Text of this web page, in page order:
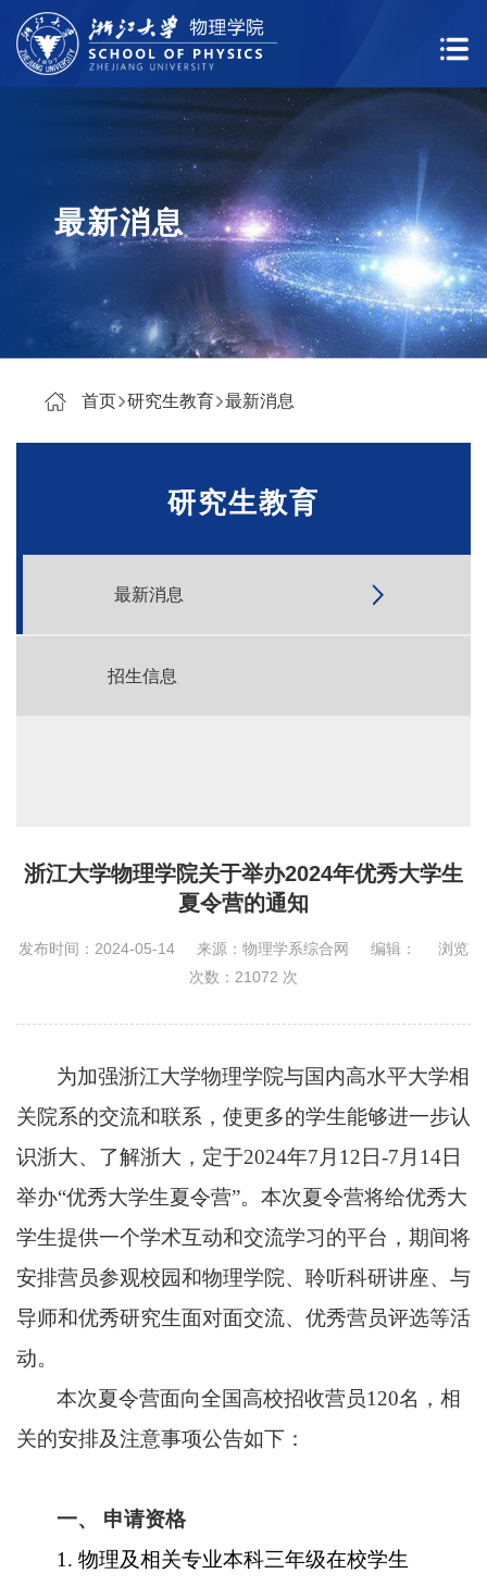
最新消息
首页 研究生教育 最新消息
研究生教育
最新消息
招生信息
浙江大学物理学院关于举办2024年优秀大学生
夏令营的通知
发布时间：2024-05-14 来源：物理学系综合网 编辑：
浏览
次数： 21072 次
为加强浙江大学物理学院与国内高水平大学相
关院系的交流和联系，使更多的学生能够进一步认
识浙大、了解浙大，定于2024年7 月 12 日-7 月 14日
举办“优秀大学生夏令营”。本次夏令营将给优秀大
学生提供一个学术互动和交流学习的平台，期间将
安排营员参观校园和物理学院、聆听科研讲座、与
导师和优秀研究生面对面交流、优秀营员评选等活
动。
本次夏令营面向全国高校招收营员120名，相
关的安排及注意事项公告如下：
一、
申请资格
1. 物理及相关专业本科三年级在校学生